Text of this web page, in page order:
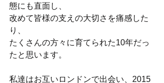
態にも直面し、
改めて皆様の支えの大切さを痛感した
り、
たくさんの方々に育てられた10年だっ
たと思います。
私達はお互いロンドンで出会い、2015